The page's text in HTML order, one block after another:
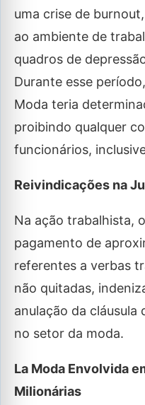
uma crise de
ao ambiente de
quadros de
Durante esse
Moda teria
proibindo qualquer
funcionários,
Reivindicações na
Na ação trabalhista,
pagamento de
referentes a verbas
não quitadas,
anulação da cláusula
no setor da moda.
La Moda Envolvida
Milionárias